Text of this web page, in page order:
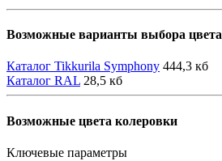
Возможные варианты выбора цвета
Каталог Tikkurila Symphony 444,3 кб
Каталог RAL 28,5 кб
Возможные цвета колеровки
Ключевые параметры